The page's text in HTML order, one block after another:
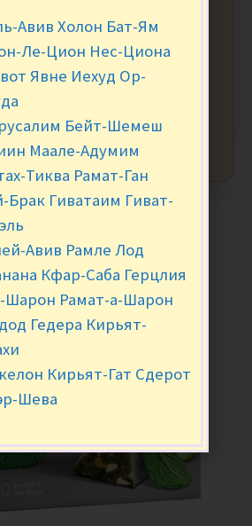
+
Авив Холон Бат-Ям
Ле-Цион Нес-Циона
Явне Иехуд Ор-
Бейт-Шемеш
Маале-Адумим
Тиква Рамат-Ган
Брак Гиватаим Гиват-
Авив Рамле Лод
Кфар-Саба Герцлия
Шарон Рамат-а-Шарон
Гедера Кирьят-
Кирьят-Гат Сдерот
Шева